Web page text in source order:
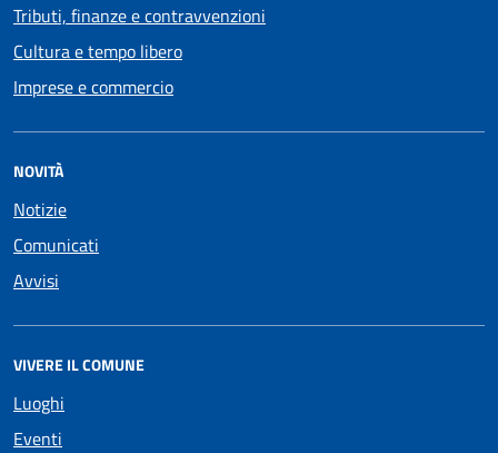
Tributi, finanze e contravvenzioni
Cultura e tempo libero
Imprese e commercio
NOVITÀ
Notizie
Comunicati
Avvisi
VIVERE IL COMUNE
Luoghi
Eventi